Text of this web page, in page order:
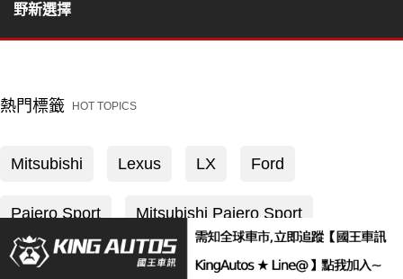
野新選擇
熱門標籤 HOT TOPICS
Mitsubishi Lexus LX Ford
Pajero Sport Mitsubishi Pajero Sport